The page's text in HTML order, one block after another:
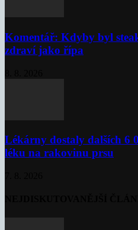
Komentář: Kdyby byl
zdraví jako řípa
Lékárny dostaly dalších 6
léku na rakovinu prsu